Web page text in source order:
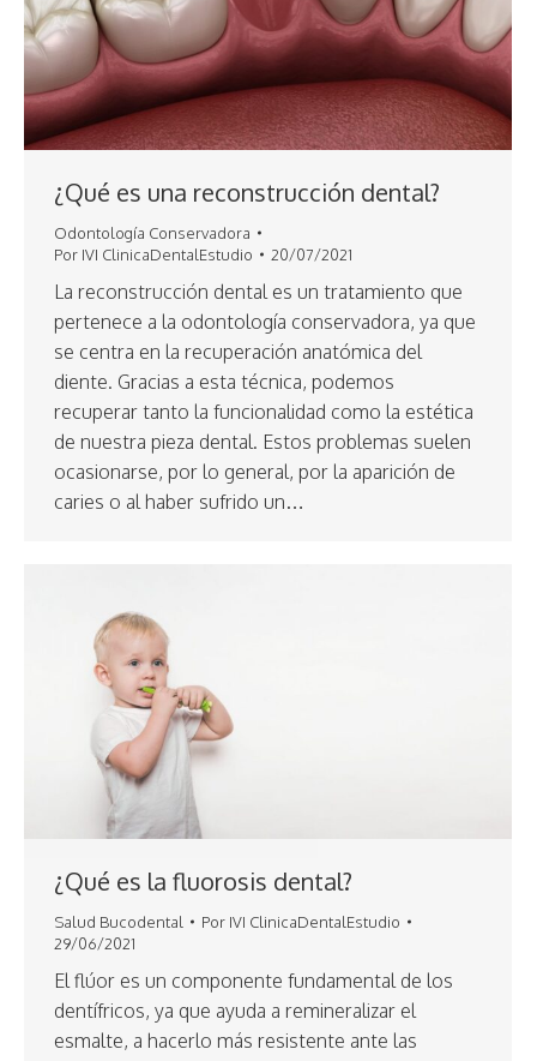
¿Qué es una reconstrucción dental?
Odontología Conservadora
Por IVI ClinicaDentalEstudio 20/07/2021
La reconstrucción dental es un tratamiento que
pertenece a la odontología conservadora, ya que
se centra en la recuperación anatómica del
diente. Gracias a esta técnica, podemos
recuperar tanto la funcionalidad como la estética
de nuestra pieza dental. Estos problemas suelen
ocasionarse, por lo general, por la aparición de
caries o al haber sufrido un…
¿Qué es la fluorosis dental?
Salud Bucodental Por IVI ClinicaDentalEstudio
29/06/2021
El flúor es un componente fundamental de los
dentífricos, ya que ayuda a remineralizar el
esmalte, a hacerlo más resistente ante las